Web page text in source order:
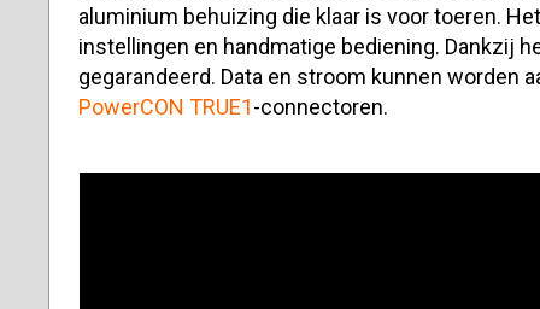
aluminium behuizing die klaar is voor toeren.
instellingen en handmatige bediening. Dankzij
gegarandeerd. Data en stroom kunnen worden
PowerCON TRUE1-connectoren.